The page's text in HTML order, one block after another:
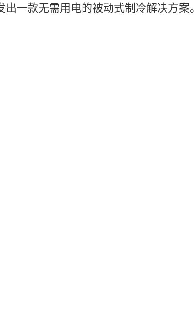
一款无需用电的被动式制冷解决方案。